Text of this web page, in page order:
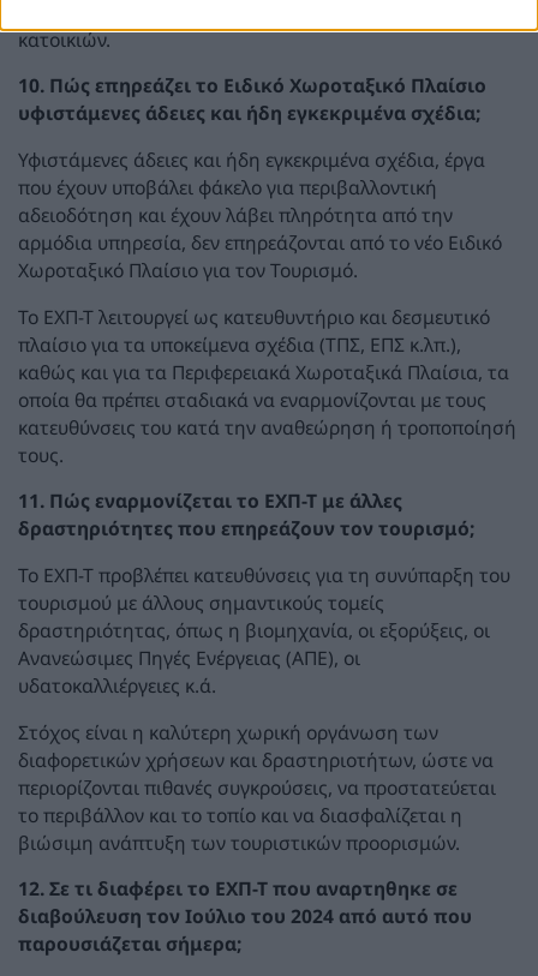
κατοικιών.
10. Πώς επηρεάζει το Ειδικό Χωροταξικό Πλαίσιο
υφιστάμενες άδειες και ήδη εγκεκριμένα σχέδια;
Υφιστάμενες άδειες και ήδη εγκεκριμένα σχέδια, έργα
που έχουν υποβάλει φάκελο για περιβαλλοντική
αδειοδότηση και έχουν λάβει πληρότητα από την
αρμόδια υπηρεσία, δεν επηρεάζονται από το νέο Ειδικό
Χωροταξικό Πλαίσιο για τον Τουρισμό.
Το ΕΧΠ-Τ λειτουργεί ως κατευθυντήριο και δεσμευτικό
πλαίσιο για τα υποκείμενα σχέδια (ΤΠΣ, ΕΠΣ κ.λπ.),
καθώς και για τα Περιφερειακά Χωροταξικά Πλαίσια, τα
οποία θα πρέπει σταδιακά να εναρμονίζονται με τους
κατευθύνσεις του κατά την αναθεώρηση ή τροποποίησή
τους.
11. Πώς εναρμονίζεται το ΕΧΠ-Τ με άλλες
δραστηριότητες που επηρεάζουν τον τουρισμό;
Το ΕΧΠ-Τ προβλέπει κατευθύνσεις για τη συνύπαρξη του
τουρισμού με άλλους σημαντικούς τομείς
δραστηριότητας, όπως η βιομηχανία, οι εξορύξεις, οι
Ανανεώσιμες Πηγές Ενέργειας (ΑΠΕ), οι
υδατοκαλλιέργειες κ.ά.
Στόχος είναι η καλύτερη χωρική οργάνωση των
διαφορετικών χρήσεων και δραστηριοτήτων, ώστε να
περιορίζονται πιθανές συγκρούσεις, να προστατεύεται
το περιβάλλον και το τοπίο και να διασφαλίζεται η
βιώσιμη ανάπτυξη των τουριστικών προορισμών.
12. Σε τι διαφέρει το ΕΧΠ-Τ που αναρτηθηκε σε
διαβούλευση τον Ιούλιο του 2024 από αυτό που
παρουσιάζεται σήμερα;